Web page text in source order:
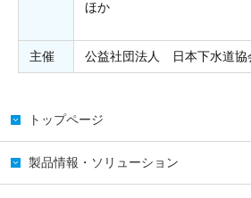
トップページ
製品情報・ソリューション
ほか
主催 公益社団法人 日本下水道協